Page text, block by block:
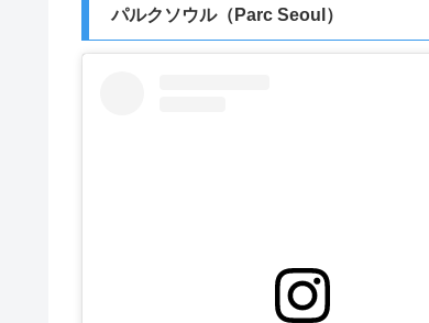
パルクソウル（Parc Seoul）